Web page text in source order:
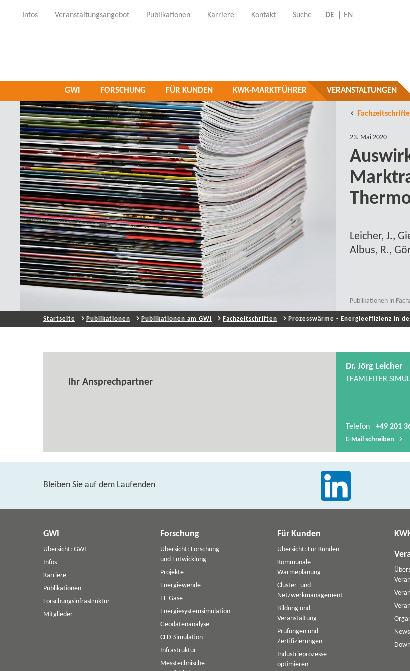
Infos Veranstaltungsangebot Publikationen Karriere Kontakt Suche DE EN
GWI FORSCHUNG FÜR KUNDEN KWK-MARKTFÜHRER VERANSTALTUNGEN
23. Mai 2020
Leicher, J.,
Albus, R.,
Publikationen in
Startseite Publikationen Publikationen am GWI Fachzeitschriften Prozesswärme - Energieeffizienz in
Ihr Ansprechpartner
Dr. Jörg Leicher
TEAMLEITER
Telefon +49 201
E-​Mail schreiben
Bleiben Sie auf dem Laufenden
GWI
Übersicht: GWI
Infos
Karriere
Publikationen
Forschungsinfrastruktur
Mitglieder
Forschung
Übersicht: Forschung
und Entwicklung
Projekte
Energiewende
EE Gase
Energiesystemsimulation
Geodatenanalyse
CFD-Simulation
Infrastruktur
Messtechnische
Für Kunden
Übersicht: Für Kunden
Kommunale
Wärmeplanung
Cluster- und
Netzwerkmanagement
Bildung und
Veranstaltung
Prüfungen und
Zertifizierungen
Industrieprozesse
optimieren